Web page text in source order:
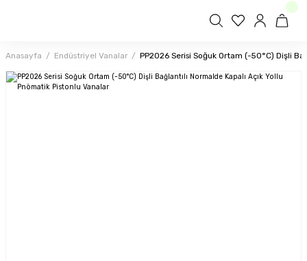
Anasayfa Endüstriyel Vanalar PP2026 Serisi Soğuk Ortam (-50°C) Dişli